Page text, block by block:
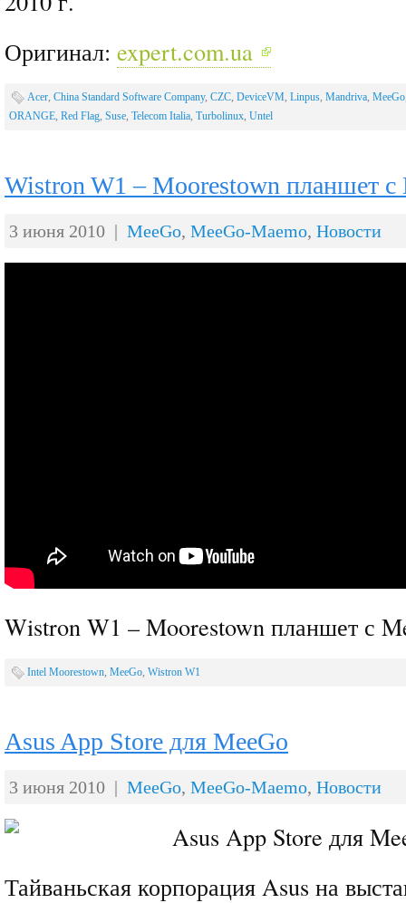
Оригинал: expert.com.ua
Acer, China Standard Software Company, CZC, DeviceVM, Linpus, Mandriva, MeeGo
ORANGE, Red Flag, Suse, Telecom Italia, Turbolinux, Untel
Wistron W1 – Moorestown планшет с
3 июня 2010 | MeeGo, MeeGo-Maemo, Новости
Wistron W1 – Moorestown планшет с
Intel Moorestown, MeeGo, Wistron W1
Asus App Store для MeeGo
3 июня 2010 | MeeGo, MeeGo-Maemo, Новости
Тайваньская корпорация Asus на